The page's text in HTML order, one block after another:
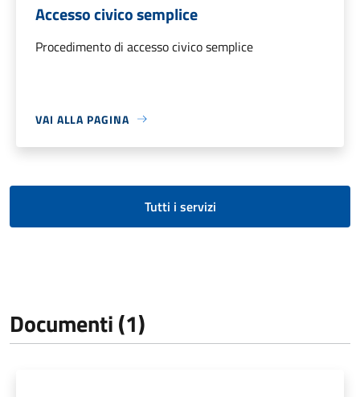
Accesso civico semplice
Procedimento di accesso civico semplice
VAI ALLA PAGINA
Tutti i servizi
Documenti (1)